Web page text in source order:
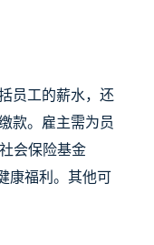
员工的薪水，还
款。雇主需为员
会保险基金
康福利。其他可